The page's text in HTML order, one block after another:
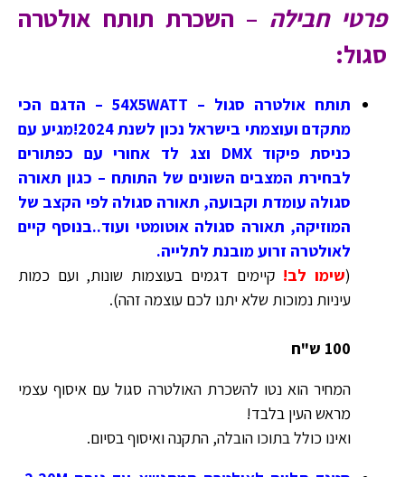
פרטי חבילה – השכרת תותח אולטרה
סגול:
תותח אולטרה סגול – 54X5WATT – הדגם הכי
מתקדם ועוצמתי בישראל נכון לשנת 2024!מגיע עם
כניסת פיקוד DMX וצג לד אחורי עם כפתורים
לבחירת המצבים השונים של התותח – כגון תאורה
סגולה עומדת וקבועה, תאורה סגולה לפי הקצב של
המוזיקה, תאורה סגולה אוטומטי ועוד..בנוסף קיים
לאולטרה זרוע מובנת לתלייה.
(שימו לב! קיימים דגמים בעוצמות שונות, ועם כמות
עיניות נמוכות שלא יתנו לכם עוצמה זהה).
100 ש"ח
המחיר הוא נטו להשכרת האולטרה סגול עם איסוף עצמי
מראש העין בלבד!
ואינו כולל בתוכו הובלה, התקנה ואיסוף בסיום.